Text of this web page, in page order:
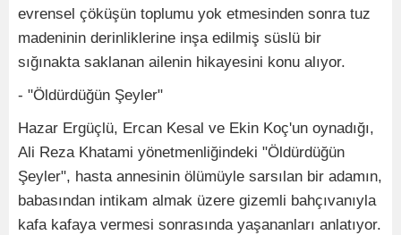
evrensel çöküşün toplumu yok etmesinden sonra tuz
madeninin derinliklerine inşa edilmiş süslü bir
sığınakta saklanan ailenin hikayesini konu alıyor.
- "Öldürdüğün Şeyler"
Hazar Ergüçlü, Ercan Kesal ve Ekin Koç'un oynadığı,
Ali Reza Khatami yönetmenliğindeki "Öldürdüğün
Şeyler", hasta annesinin ölümüyle sarsılan bir adamın,
babasından intikam almak üzere gizemli bahçıvanıyla
kafa kafaya vermesi sonrasında yaşananları anlatıyor.